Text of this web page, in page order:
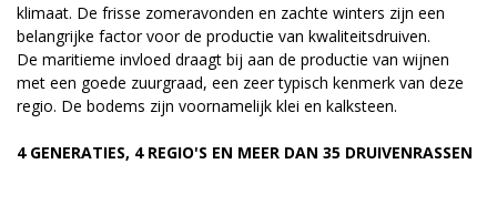
klimaat. De frisse zomeravonden en zachte winters zijn een
belangrijke factor voor de productie van kwaliteitsdruiven.
De maritieme invloed draagt bij aan de productie van wijnen
met een goede zuurgraad, een zeer typisch kenmerk van deze
regio. De bodems zijn voornamelijk klei en kalksteen.
4 GENERATIES, 4 REGIO'S EN MEER DAN 35 DRUIVENRASSEN